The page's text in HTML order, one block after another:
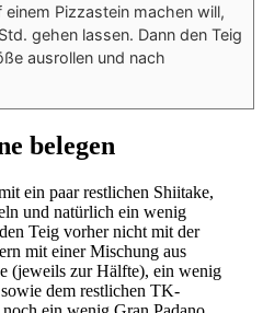
Pizzastein machen will,
gehen lassen. Dann den Teig
ausrollen und nach
belegen
ein paar restlichen Shiitake,
und natürlich ein wenig
Teig vorher nicht mit der
mit einer Mischung aus
(jeweils zur Hälfte), ein wenig
dem restlichen TK-